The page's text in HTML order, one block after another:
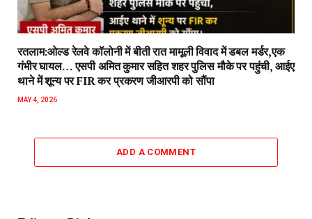
रतलाम:ओल्ड रेलवे कॉलोनी में बीती रात मामूली विवाद में डबल मर्डर,एक
गंभीर घायल… एसपी अमित कुमार सहित शहर पुलिस मौके पर पहुंची, आईए
थाने में शून्य पर FIR कर प्रकरण जीआरपी को सौंपा
MAY 4, 2026
ADD A COMMENT